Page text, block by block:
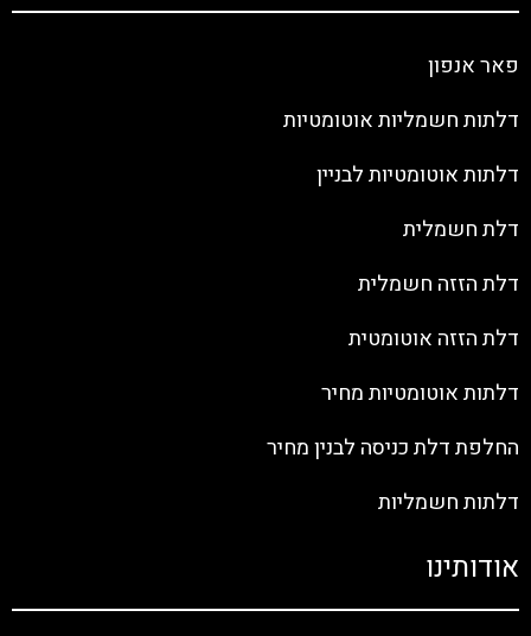
פאר אנפון
דלתות חשמליות אוטומטיות
דלתות אוטומטיות לבניין
דלת חשמלית
דלת הזזה חשמלית
דלת הזזה אוטומטית
דלתות אוטומטיות מחיר
החלפת דלת כניסה לבנין מחיר
דלתות חשמליות
אודותינו